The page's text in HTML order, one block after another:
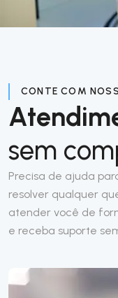
CONTE COM
sem
Precisa de ajuda
resolver qualquer
atender você de
e receba suporte